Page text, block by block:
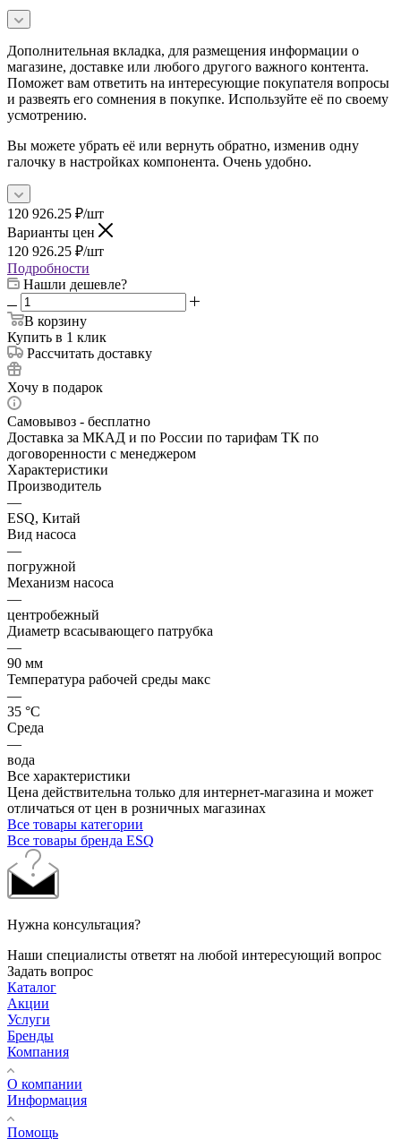
Дополнительная вкладка, для размещения информации о
магазине, доставке или любого другого важного контента.
Поможет вам ответить на интересующие покупателя вопросы
и развеять его сомнения в покупке. Используйте её по своему
усмотрению.
Вы можете убрать её или вернуть обратно, изменив одну
галочку в настройках компонента. Очень удобно.
120 926.25 ₽/шт
Варианты цен
120 926.25 ₽/шт
Подробности
Нашли дешевле?
В корзину
Купить в 1 клик
Рассчитать доставку
Хочу в подарок
Самовывоз - бесплатно
Доставка за МКАД и по России по тарифам ТК по
договоренности с менеджером
Характеристики
Производитель
—
ESQ, Китай
Вид насоса
—
погружной
Механизм насоса
—
центробежный
Диаметр всасывающего патрубка
—
90 мм
Температура рабочей среды макс
—
35 °С
Среда
—
вода
Все характеристики
Цена действительна только для интернет-магазина и может
отличаться от цен в розничных магазинах
Все товары категории
Все товары бренда ESQ
Нужна консультация?
Наши специалисты ответят на любой интересующий вопрос
Задать вопрос
Каталог
Акции
Услуги
Бренды
Компания
О компании
Информация
Помощь